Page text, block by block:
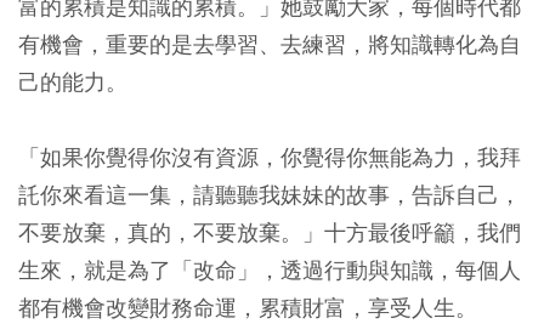
富的累積是知識的累積。」她鼓勵大家，每個時代都
有機會，重要的是去學習、去練習，將知識轉化為自
己的能力。
「如果你覺得你沒有資源，你覺得你無能為力，我拜
託你來看這一集，請聽聽我妹妹的故事，告訴自己，
不要放棄，真的，不要放棄。」十方最後呼籲，我們
生來，就是為了「改命」，透過行動與知識，每個人
都有機會改變財務命運，累積財富，享受人生。